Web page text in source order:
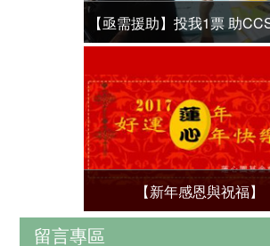
【亟需援助】投我1票 助
【新年感恩與祝福】
留言專區